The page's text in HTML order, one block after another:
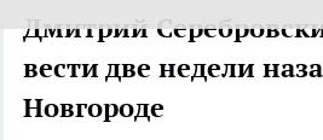
Дмитрий
вести две недели
Новгороде